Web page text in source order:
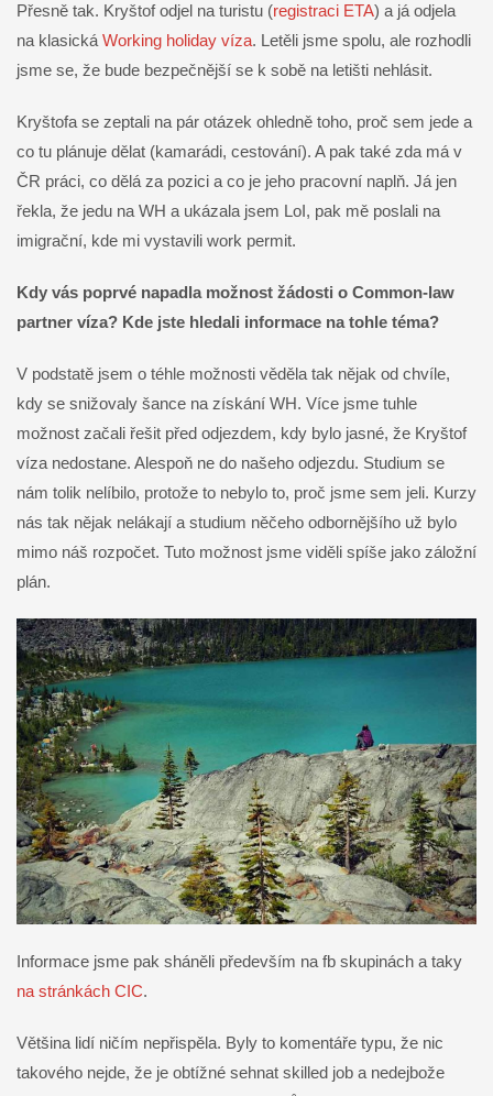
Přesně tak. Kryštof odjel na turistu (registraci ETA) a já odjela
na klasická Working holiday víza. Letěli jsme spolu, ale rozhodli
jsme se, že bude bezpečnější se k sobě na letišti nehlásit.
Kryštofa se zeptali na pár otázek ohledně toho, proč sem jede a
co tu plánuje dělat (kamarádi, cestování). A pak také zda má v
ČR práci, co dělá za pozici a co je jeho pracovní naplň. Já jen
řekla, že jedu na WH a ukázala jsem LoI, pak mě poslali na
imigrační, kde mi vystavili work permit.
Kdy vás poprvé napadla možnost žádosti o Common-law
partner víza? Kde jste hledali informace na tohle téma?
V podstatě jsem o téhle možnosti věděla tak nějak od chvíle,
kdy se snižovaly šance na získání WH. Více jsme tuhle
možnost začali řešit před odjezdem, kdy bylo jasné, že Kryštof
víza nedostane. Alespoň ne do našeho odjezdu. Studium se
nám tolik nelíbilo, protože to nebylo to, proč jsme sem jeli. Kurzy
nás tak nějak nelákají a studium něčeho odbornějšího už bylo
mimo náš rozpočet. Tuto možnost jsme viděli spíše jako záložní
plán.
Informace jsme pak sháněli především na fb skupinách a taky
na stránkách CIC.
Většina lidí ničím nepřispěla. Byly to komentáře typu, že nic
takového nejde, že je obtížné sehnat skilled job a nedejbože